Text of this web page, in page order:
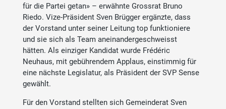
für die Partei getan» – erwähnte Grossrat Bruno
Riedo. Vize-Präsident Sven Brügger ergänzte, dass
der Vorstand unter seiner Leitung top funktioniere
und sie sich als Team aneinandergeschweisst
hätten. Als einziger Kandidat wurde Frédéric
Neuhaus, mit gebührendem Applaus, einstimmig für
eine nächste Legislatur, als Präsident der SVP Sense
gewählt.
Für den Vorstand stellten sich Gemeinderat Sven